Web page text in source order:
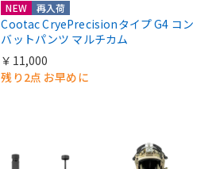
NEW 再入荷
Cootac CryePrecisionタイプ G4 コン
バットパンツ マルチカム
￥11,000
残り2点 お早めに